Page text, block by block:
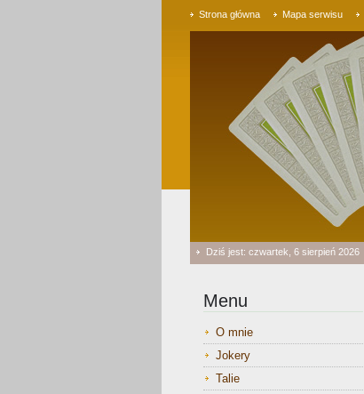
Strona główna Mapa serwisu
Dziś jest: czwartek, 6 sierpień 2026
Menu
O mnie
Jokery
Talie